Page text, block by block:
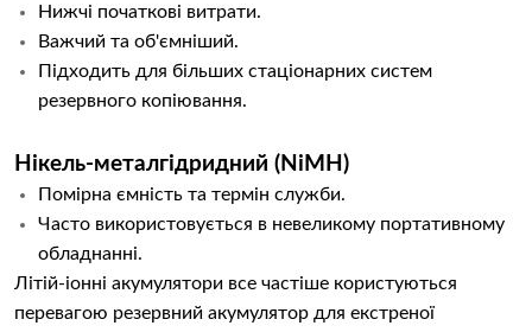
Нижчі початкові витрати.
Важчий та об'ємніший.
Підходить для більших стаціонарних систем
резервного копіювання.
Нікель-металгідридний (NiMH)
Помірна ємність та термін служби.
Часто використовується в невеликому портативному
обладнанні.
Літій-іонні акумулятори все частіше користуються
перевагою резервний акумулятор для екстреної